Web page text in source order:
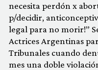
necesita perdón x
p/decidir,
legal para no morir!”
Actrices Argentinas
Tribunales cuando
mes una doble